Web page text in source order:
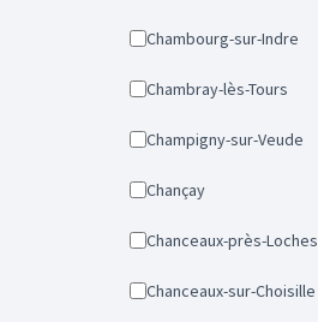
Chambourg-sur-Indre
Chambray-lès-Tours
Champigny-sur-Veude
Chançay
Chanceaux-près-Loches
Chanceaux-sur-Choisille